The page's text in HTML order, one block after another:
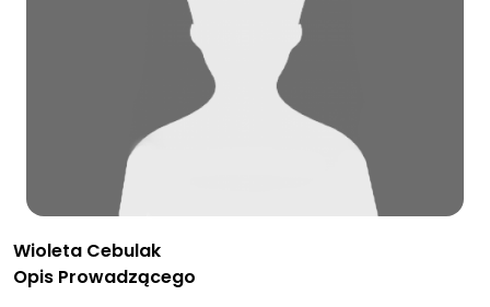
Wioleta Cebulak
Opis Prowadzącego